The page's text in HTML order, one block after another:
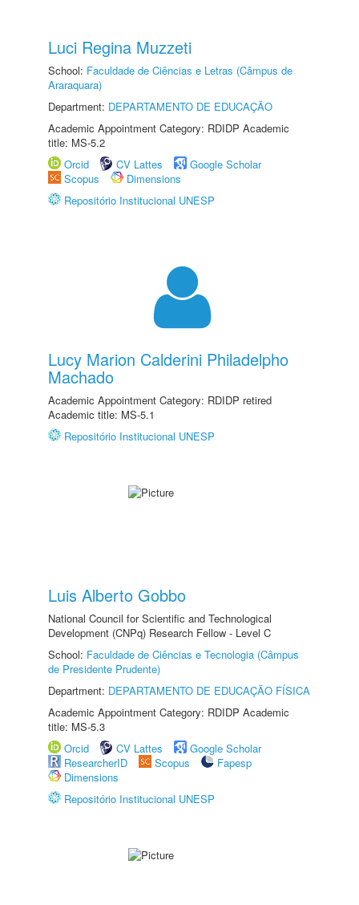
Luci Regina Muzzeti
School: Faculdade de Ciências e Letras (Câmpus de
Araraquara)
Department: DEPARTAMENTO DE EDUCAÇÃO
Academic Appointment Category: RDIDP Academic
title: MS-5.2
Orcid
CV Lattes
Google Scholar
Scopus
Dimensions
Repositório Institucional UNESP
Lucy Marion Calderini Philadelpho
Machado
Academic Appointment Category: RDIDP retired
Academic title: MS-5.1
Repositório Institucional UNESP
Luis Alberto Gobbo
National Council for Scientific and Technological
Development (CNPq) Research Fellow - Level C
School: Faculdade de Ciências e Tecnologia (Câmpus
de Presidente Prudente)
Department: DEPARTAMENTO DE EDUCAÇÃO FÍSICA
Academic Appointment Category: RDIDP Academic
title: MS-5.3
Orcid
CV Lattes
Google Scholar
ResearcherID
Scopus
Fapesp
Dimensions
Repositório Institucional UNESP